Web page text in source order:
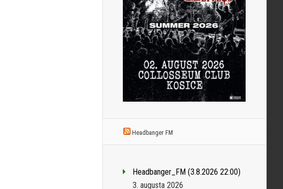
Headbanger FM
Headbanger_FM (3.8.2026 22:00)
3. augusta 2026